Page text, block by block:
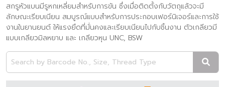
สกรูหัวแบนมีรูหกเหลี่ยมสำหรับการขัน ซึ่งเมื่อติดตั้งกับวัตถุแล้วจะมี
ลักษณะเรียบเนียน สมบูรณ์แบบสำหรับการประกอบเฟอร์นิเจอร์และการใช้
งานในยานยนต์ ให้แรงยึดที่มั่นคงและเรียบเนียนไปกับชิ้นงาน ตัวเกลียวมี
แบบเกลียวมิลหยาบ และ เกลียวหุน UNC, BSW